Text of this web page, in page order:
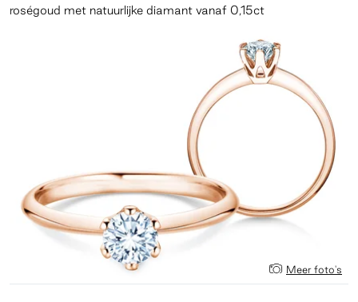
roségoud met natuurlijke diamant vanaf 0,15ct
Meer foto's